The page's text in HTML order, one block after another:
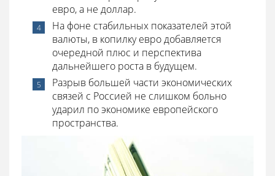
евро, а не доллар.
На фоне стабильных показателей этой
валюты, в копилку евро добавляется
очередной плюс и перспектива
дальнейшего роста в будущем.
Разрыв большей части экономических
связей с Россией не слишком больно
ударил по экономике европейского
пространства.